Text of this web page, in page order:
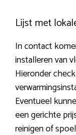
Lijst met
In contact
installeren van
Hieronder
Eventueel
een gerichte
reinigen of